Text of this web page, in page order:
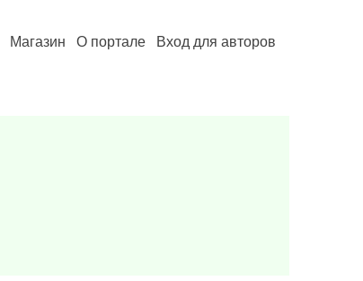
Магазин О портале Вход для авторов